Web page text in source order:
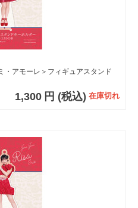
・アモーレ＞フィギュアスタンド
1,300 円 (税込) 在庫切れ